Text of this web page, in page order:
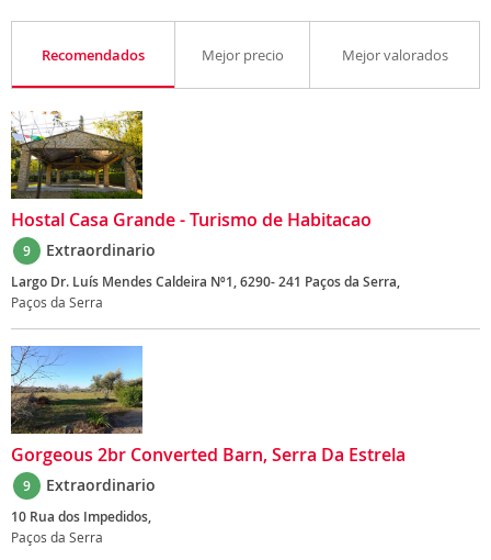
Recomendados Mejor precio Mejor valorados
Hostal Casa Grande - Turismo de Habitacao
9 Extraordinario
Largo Dr. Luís Mendes Caldeira Nº1, 6290- 241 Paços da Serra,
Paços da Serra
Gorgeous 2br Converted Barn, Serra Da Estrela
9 Extraordinario
10 Rua dos Impedidos,
Paços da Serra